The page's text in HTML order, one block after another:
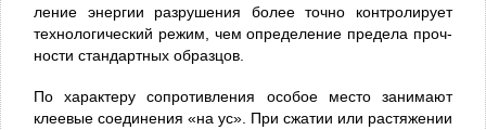
ление энергии разрушения более точно контролирует
технологический режим, чем определение предела проч­
ности стандартных образцов.
По характеру сопротивления особое место занимают
клеевые соединения «на ус». При сжатии или растяжении